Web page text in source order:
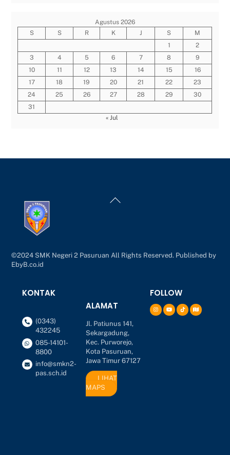
Agustus 2026
S
S R K J S
M
1
2
3
4 5 6 7 8
9
10
11 12 13 14 15
16
17
18 19 20 21 22
23
24
25 26 27 28 29
30
31
« Jul
To
©2024 SMK Negeri 2 Pasuruan All Rights Reserved. Published by
EbyB.co.id
KONTAK
(0343)
432245
085-14101-
8800
info@smkn2-
pas.sch.id
ALAMAT
Jl. Patiunus 141,
Sekargadung,
Kec. Purworejo,
Kota Pasuruan,
Jawa Timur 67127
LIHAT
MAPS
FOLLOW